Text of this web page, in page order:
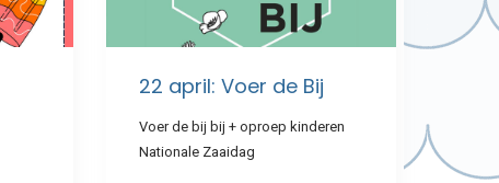
22 april: Voer de Bij
Voer de bij bij + oproep kinderen
Nationale Zaaidag